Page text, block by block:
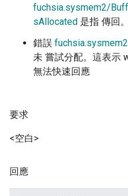
fuchsia.sysmem2/
sAllocated 是指 傳回。
錯誤 fuchsia.sysmem2
未 嘗試分配。這表示
無法快速回應
要求
<空白>
回應